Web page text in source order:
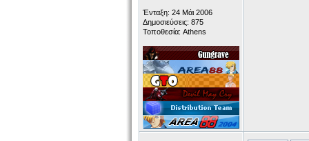
Ένταξη: 24 Μάι 2006
Δημοσιεύσεις: 875
Τοποθεσία: Athens